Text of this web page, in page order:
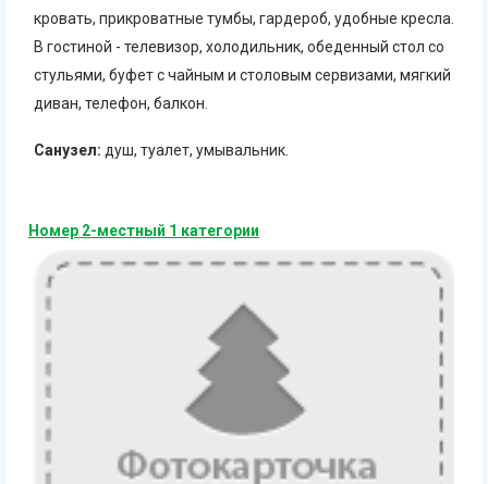
кровать, прикроватные тумбы, гардероб, удобные кресла.
В гостиной - телевизор, холодильник, обеденный стол со
стульями, буфет с чайным и столовым сервизами, мягкий
диван, телефон, балкон.
Санузел: душ, туалет, умывальник.
Номер 2-местный 1 категории